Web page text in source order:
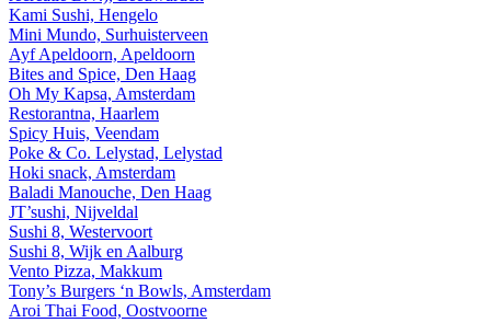
Kami Sushi, Hengelo
Mini Mundo, Surhuisterveen
Ayf Apeldoorn, Apeldoorn
Bites and Spice, Den Haag
Oh My Kapsa, Amsterdam
Restorantna, Haarlem
Spicy Huis, Veendam
Poke & Co. Lelystad, Lelystad
Hoki snack, Amsterdam
Baladi Manouche, Den Haag
JT’sushi, Nijveldal
Sushi 8, Westervoort
Sushi 8, Wijk en Aalburg
Vento Pizza, Makkum
Tony’s Burgers ‘n Bowls, Amsterdam
Aroi Thai Food, Oostvoorne